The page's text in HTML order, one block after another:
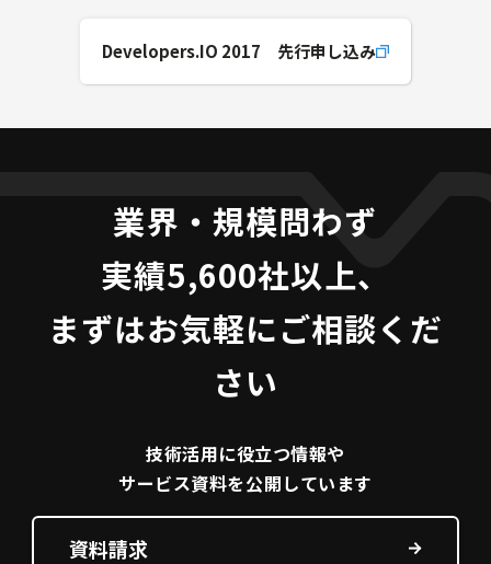
Developers.IO 2017 先行申し込み
業界・規模問わず
実績5,600社以上、
まずはお気軽にご相談くだ
さい
技術活用に役立つ情報や
サービス資料を公開しています
資料請求